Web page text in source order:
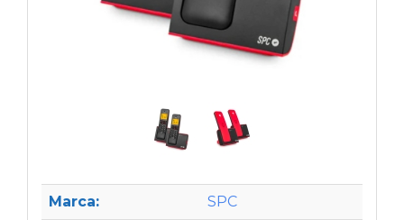
Marca: SPC